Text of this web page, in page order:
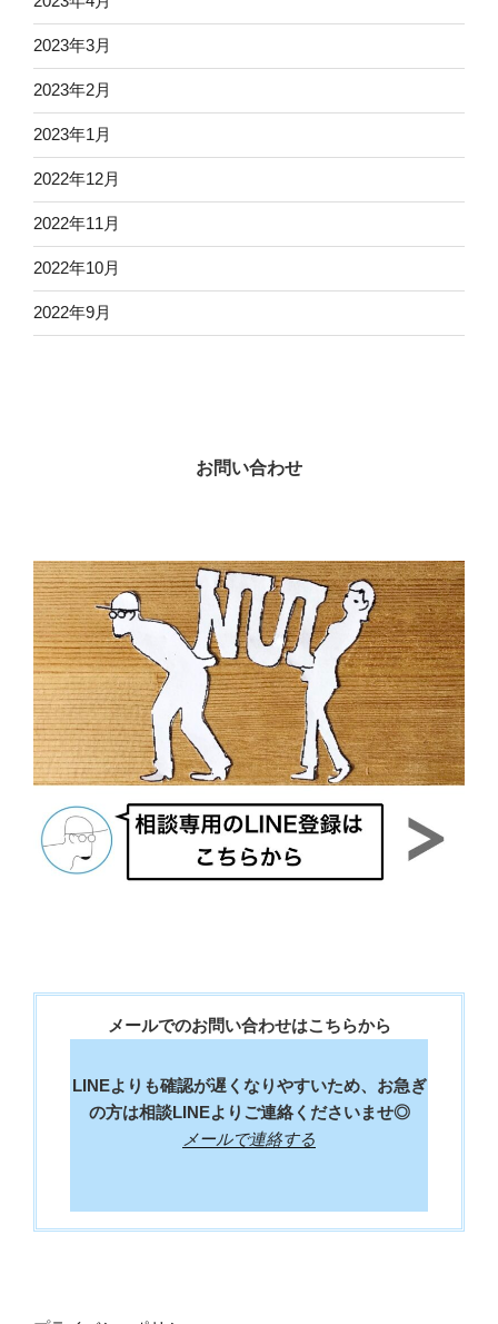
2023年3月
2023年2月
2023年1月
2022年12月
2022年11月
2022年10月
2022年9月
お問い合わせ
メールでのお問い合わせはこちらから
LINEよりも確認が遅くなりやすいため、お急ぎ
の方は相談LINEよりご連絡くださいませ◎
メールで連絡する